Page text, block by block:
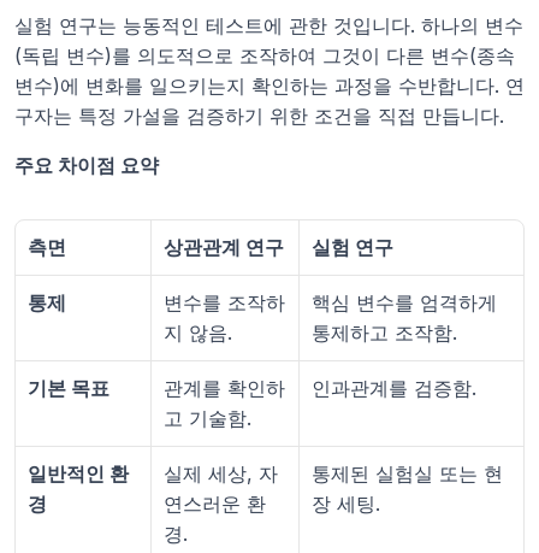
실험 연구는 능동적인 테스트에 관한 것입니다. 하나의 변수
(독립 변수)를 의도적으로 조작하여 그것이 다른 변수(종속
변수)에 변화를 일으키는지 확인하는 과정을 수반합니다. 연
구자는 특정 가설을 검증하기 위한 조건을 직접 만듭니다.
주요 차이점 요약
측면 상관관계 연구 실험 연구
통제
변수를 조작하
지 않음.
핵심 변수를 엄격하게
통제하고 조작함.
기본 목표
관계를 확인하
고 기술함.
인과관계를 검증함.
일반적인 환
경
실제 세상, 자
연스러운 환
경.
통제된 실험실 또는 현
장 세팅.